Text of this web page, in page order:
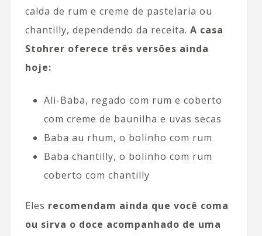
calda de rum e creme de pastelaria ou
chantilly, dependendo da receita. A casa
Stohrer oferece três versões ainda
hoje:
Ali-Baba, regado com rum e coberto
com creme de baunilha e uvas secas
Baba au rhum, o bolinho com rum
Baba chantilly, o bolinho com rum
coberto com chantilly
Eles recomendam ainda que você coma
ou sirva o doce acompanhado de uma